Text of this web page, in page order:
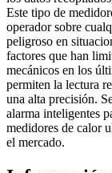
Este tipo de
operador sobre
peligroso en
factores que han
mecánicos en los
permiten la lectura
una alta precisión.
alarma inteligentes
medidores de calor
el mercado.